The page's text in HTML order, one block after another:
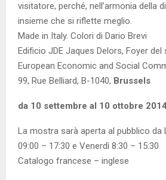
visitatore, perché, nell’armonia della
insieme che si riflette meglio.
Made in Italy. Colori di Dario Brevi
Edificio JDE Jaques Delors, Foyer
European Economic and Social
99, Rue Belliard, B-1040, Brussels
da 10 settembre al 10 ottobre
La mostra sarà aperta al pubblico da
09:00 – 17:30 e Venerdì 8:30 – 15:30
Catalogo francese – inglese